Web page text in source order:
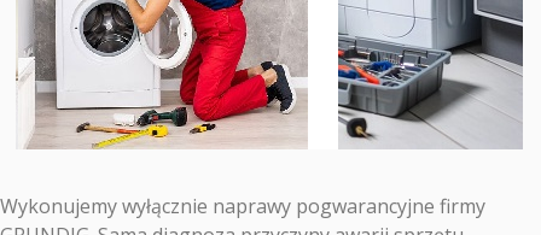
Wykonujemy wyłącznie naprawy pogwarancyjne firmy